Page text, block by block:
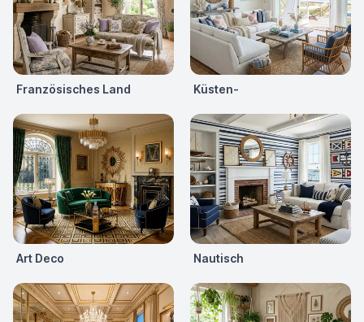
Französisches Land Küsten-
Art Deco Nautisch